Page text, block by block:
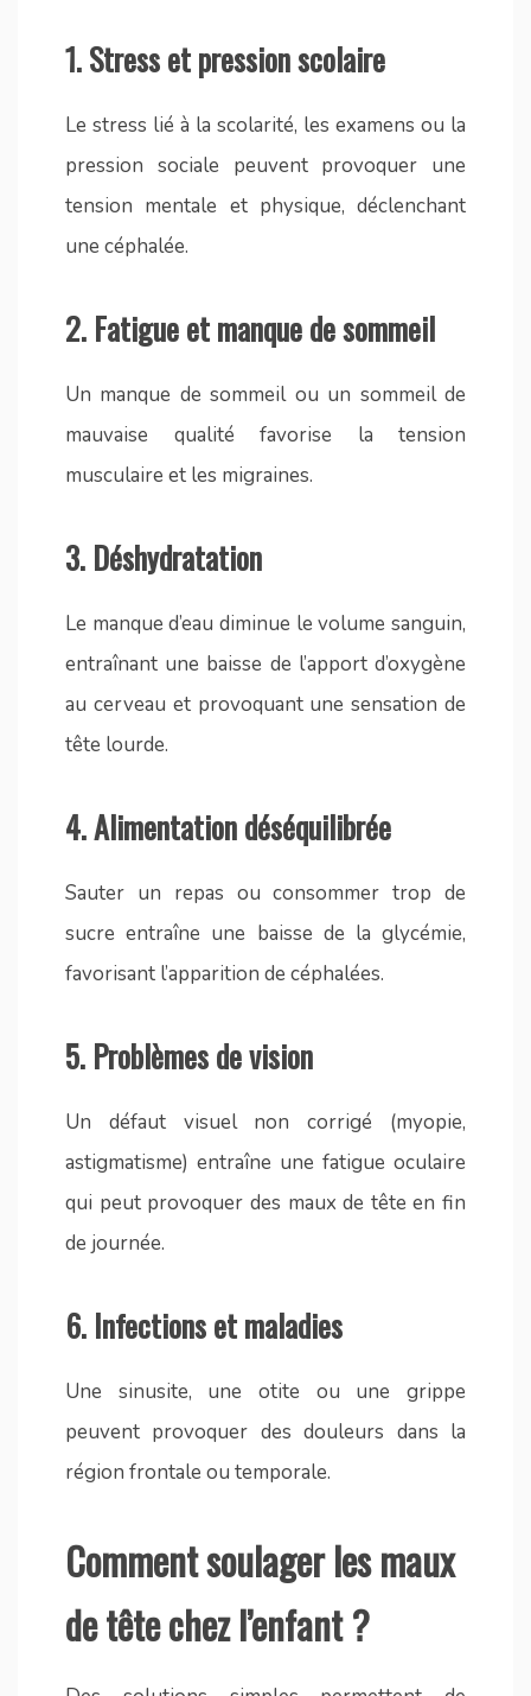
1.Stress et pression scolaire
Le stress lié à la scolarité, les examens ou la
pression sociale peuvent provoquer une
tension mentale et physique, déclenchant
une céphalée.
2. Fatigue et manque de sommeil
Un manque de sommeil ou un sommeil de
mauvaise qualité favorise la tension
musculaire et les migraines.
3. Déshydratation
Le manque d’eau diminue le volume sanguin,
entraînant une baisse de l’apport d’oxygène
au cerveau et provoquant une sensation de
tête lourde.
4.Alimentation déséquilibrée
Sauter un repas ou consommer trop de
sucre entraîne une baisse de la glycémie,
favorisant l’apparition de céphalées.
5. Problèmes de vision
Un défaut visuel non corrigé (myopie,
astigmatisme) entraîne une fatigue oculaire
qui peut provoquer des maux de tête en fin
de journée.
6. Infections et maladies
Une sinusite, une otite ou une grippe
peuvent provoquer des douleurs dans la
région frontale ou temporale.
Comment soulager les maux
de tête chez l’enfant ?